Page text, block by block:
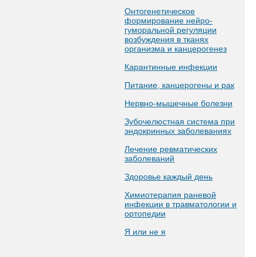
Онтогенетическое
формирование нейро-
гуморальной регуляции
возбуждения в тканях
организма и канцерогенез
Карантинные инфекции
Питание, канцерогены и рак
Нервно-мышечные болезни
Зубочелюстная система при
эндокринных заболеваниях
Лечение ревматических
заболеваний
Здоровье каждый день
Химиотерапия раневой
инфекции в травматологии и
ортопедии
Я или не я